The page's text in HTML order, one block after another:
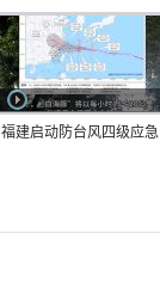
福建启动防台风四级应急